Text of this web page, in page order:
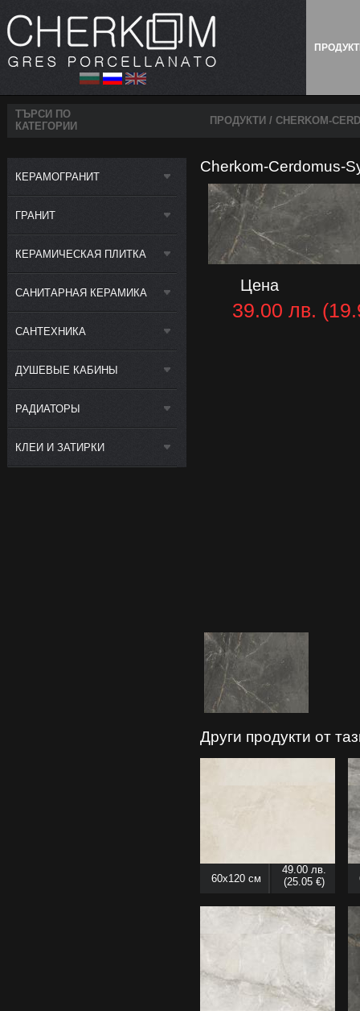
ТЪРСИ ПО
КАТЕГОРИИ
ПРОДУКТИ / CHERKOM-
КЕРАМОГРАНИТ
ГРАНИТ
КЕРАМИЧЕСКАЯ ПЛИТКА
САНИТАРНАЯ КЕРАМИКА
САНТЕХНИКА
ДУШЕВЫЕ КАБИНЫ
РАДИАТОРЫ
КЛЕИ И ЗАТИРКИ
Cherkom-Cerdomus-
Цена
39.00 лв.
Други продукти от
60x120 см
49.00 лв.
(25.05 €)